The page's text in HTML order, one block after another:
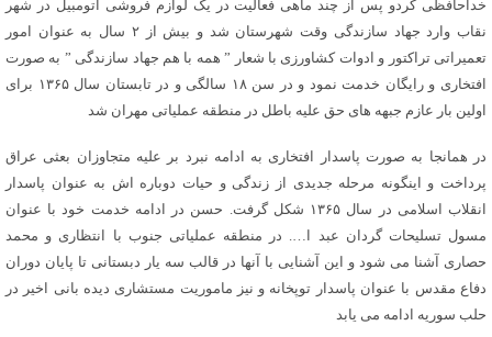
خداحافظی کردو پس از چند ماهی فعالیت در یک لوازم فروشی اتومبیل در شهر
نقاب وارد جهاد سازندگی وقت شهرستان شد و بیش از ۲ سال به عنوان امور
تعمیراتی تراکتور و ادوات کشاورزی با شعار ” همه با هم جهاد سازندگی ” به صورت
افتخاری و رایگان خدمت نمود و در سن ۱۸ سالگی و در تابستان سال ۱۳۶۵ برای
اولین بار عازم جبهه های حق علیه باطل در منطقه عملیاتی مهران شد
در همانجا به صورت پاسدار افتخاری به ادامه نبرد بر علیه متجاوزان بعثی عراق
پرداخت و اینگونه مرحله جدیدی از زندگی و حیات دوباره اش به عنوان پاسدار
انقلاب اسلامی در سال ۱۳۶۵ شکل گرفت. حسن در ادامه خدمت خود با عنوان
مسول تسلیحات گردان عبد ا…. در منطقه عملیاتی جنوب با انتظاری و محمد
حصاری آشنا می شود و این آشنایی با آنها در قالب سه یار دبستانی تا پایان دوران
دفاع مقدس با عنوان پاسدار توپخانه و نیز ماموریت مستشاری دیده بانی اخیر در
حلب سوریه ادامه می یابد